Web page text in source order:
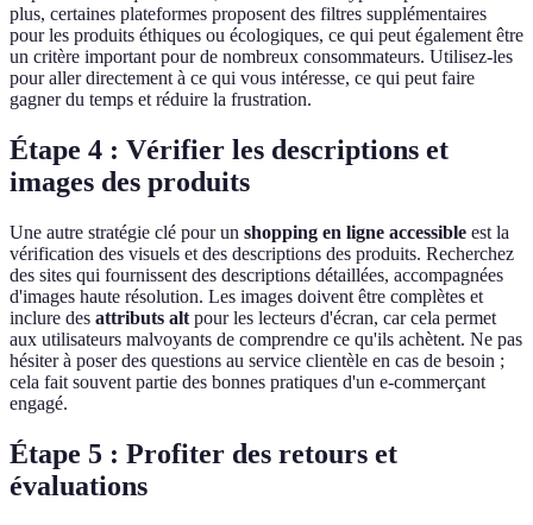
plus, certaines plateformes proposent des filtres supplémentaires
pour les produits éthiques ou écologiques, ce qui peut également être
un critère important pour de nombreux consommateurs. Utilisez-les
pour aller directement à ce qui vous intéresse, ce qui peut faire
gagner du temps et réduire la frustration.
Étape 4 : Vérifier les descriptions et
images des produits
Une autre stratégie clé pour un shopping en ligne accessible est la
vérification des visuels et des descriptions des produits. Recherchez
des sites qui fournissent des descriptions détaillées, accompagnées
d'images haute résolution. Les images doivent être complètes et
inclure des attributs alt pour les lecteurs d'écran, car cela permet
aux utilisateurs malvoyants de comprendre ce qu'ils achètent. Ne pas
hésiter à poser des questions au service clientèle en cas de besoin ;
cela fait souvent partie des bonnes pratiques d'un e-commerçant
engagé.
Étape 5 : Profiter des retours et
évaluations